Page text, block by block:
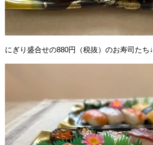
にぎり盛合せの880円（税抜）のお寿司たち↓